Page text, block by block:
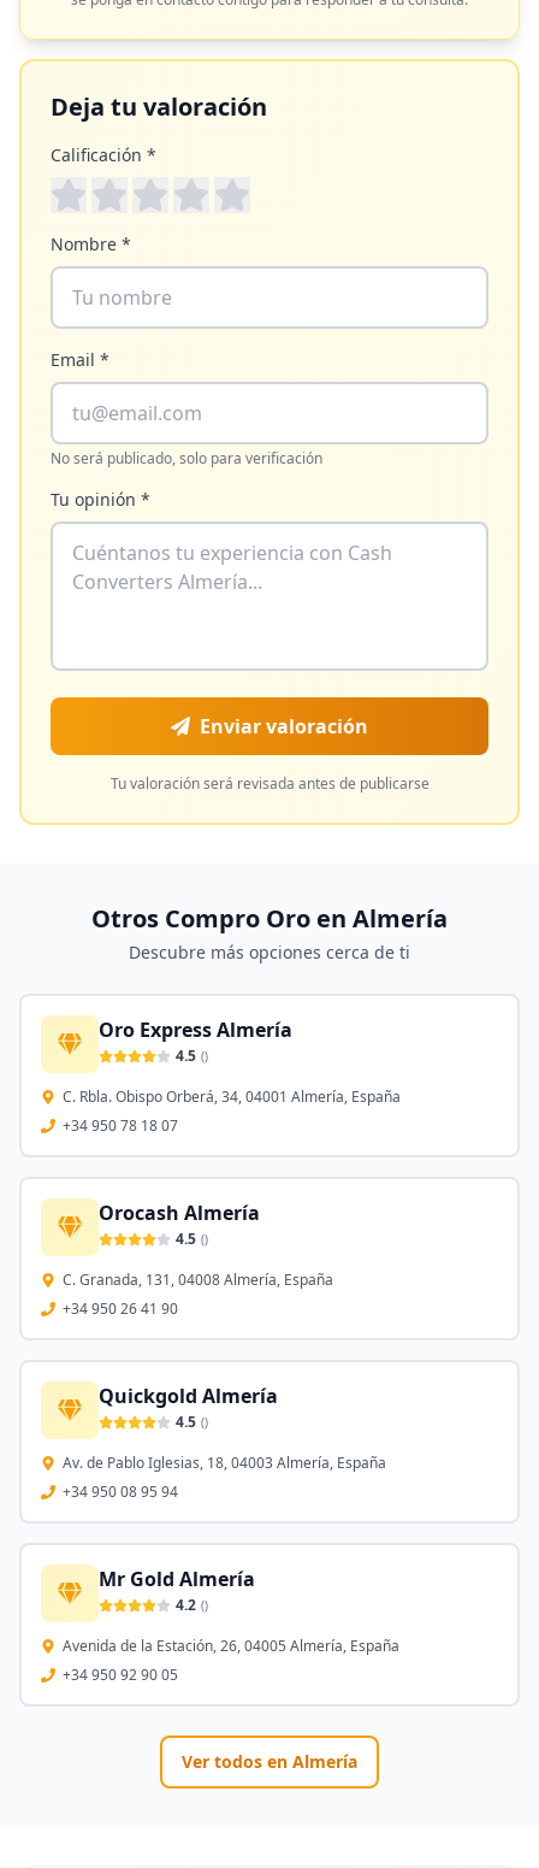
Deja tu valoración
Calificación *
Nombre *
Email *
No será publicado, solo para verificación
Tu opinión *
Enviar valoración
Tu valoración será revisada antes de publicarse
Otros Compro Oro en Almería
Descubre más opciones cerca de ti
Oro Express Almería
4.5 ()
C. Rbla. Obispo Orberá, 34, 04001 Almería, España
+34 950 78 18 07
Orocash Almería
4.5 ()
C. Granada, 131, 04008 Almería, España
+34 950 26 41 90
Quickgold Almería
4.5 ()
Av. de Pablo Iglesias, 18, 04003 Almería, España
+34 950 08 95 94
Mr Gold Almería
4.2 ()
Avenida de la Estación, 26, 04005 Almería, España
+34 950 92 90 05
Ver todos en Almería